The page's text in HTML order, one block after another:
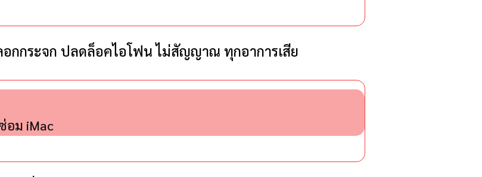
กกระจก ปลดล็อคไอโฟน ไม่สัญญาณ ทุกอาการเสีย
อม iMac